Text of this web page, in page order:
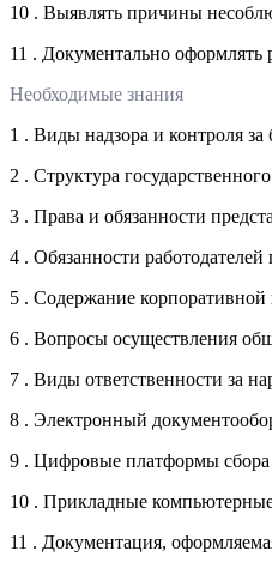
10 . Выявлять причины
11 . Документально
Необходимые знания
1 . Виды надзора и контроля за
2 . Структура
3 . Права и обязанности
4 . Обязанности
5 . Содержание
6 . Вопросы осуществления
7 . Виды ответственности за
8 . Электронный
9 . Цифровые платформы сбора
10 . Прикладные
11 . Документация,